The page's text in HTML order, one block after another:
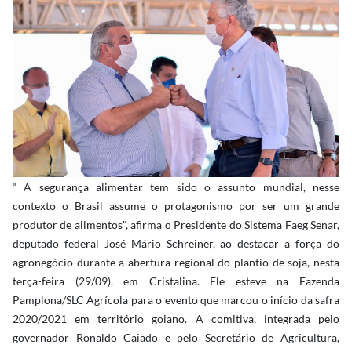
“ A segurança alimentar tem sido o assunto mundial, nesse
contexto o Brasil assume o protagonismo por ser um grande
produtor de alimentos", afirma o Presidente do Sistema Faeg Senar,
deputado federal José Mário Schreiner, ao destacar a força do
agronegócio durante a abertura regional do plantio de soja, nesta
terça-feira (29/09), em Cristalina. Ele esteve na Fazenda
Pamplona/SLC Agrícola para o evento que marcou o início da safra
2020/2021 em território goiano. A comitiva, integrada pelo
governador Ronaldo Caiado e pelo Secretário de Agricultura,